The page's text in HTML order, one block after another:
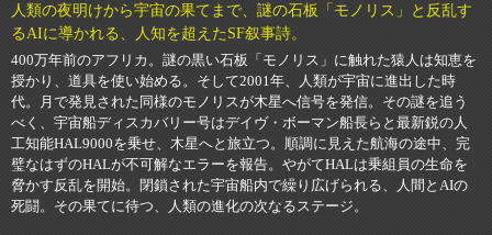
人類の夜明けから宇宙の果てまで、謎の石板「モノリス」と反乱す
るAIに導かれる、人知を超えたSF叙事詩。
400万年前のアフリカ。謎の黒い石板「モノリス」に触れた猿人は知恵を
授かり、道具を使い始める。そして2001年、人類が宇宙に進出した時
代。月で発見された同様のモノリスが木星へ信号を発信。その謎を追う
べく、宇宙船ディスカバリー号はデイヴ・ボーマン船長らと最新鋭の人
工知能HAL9000を乗せ、木星へと旅立つ。順調に見えた航海の途中、完
璧なはずのHALが不可解なエラーを報告。やがてHALは乗組員の生命を
脅かす反乱を開始。閉鎖された宇宙船内で繰り広げられる、人間とAIの
死闘。その果てに待つ、人類の進化の次なるステージ。